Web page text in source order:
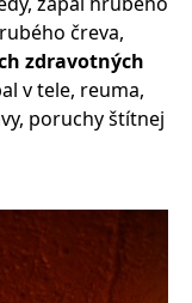
čreva,
zdravotných
v tele, reuma,
poruchy štítnej